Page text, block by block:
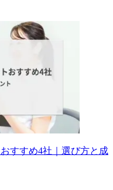
すすめ4社｜選び方と成